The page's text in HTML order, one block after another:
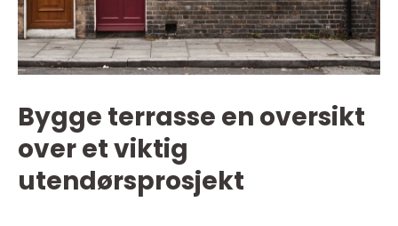
Bygge terrasse en oversikt
over et viktig
utendørsprosjekt